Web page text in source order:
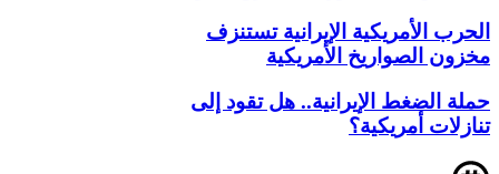
الحرب الأمريكية الإيرانية تستنزف
مخزون الصواريخ الأمريكية
حملة الضغط الإيرانية.. هل تقود إلى
تنازلات أمريكية؟